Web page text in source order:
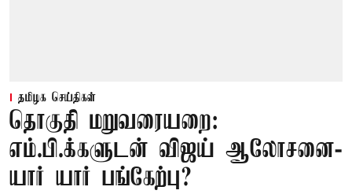
தமிழக செய்திகள்
தொகுதி மறுவரையறை:
எம்.பி.க்களுடன் விஜய் ஆலோசனை-
யார் யார் பங்கேற்பு?